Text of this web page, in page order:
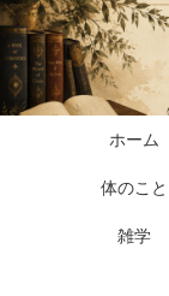
ホーム
体のこと
雑学